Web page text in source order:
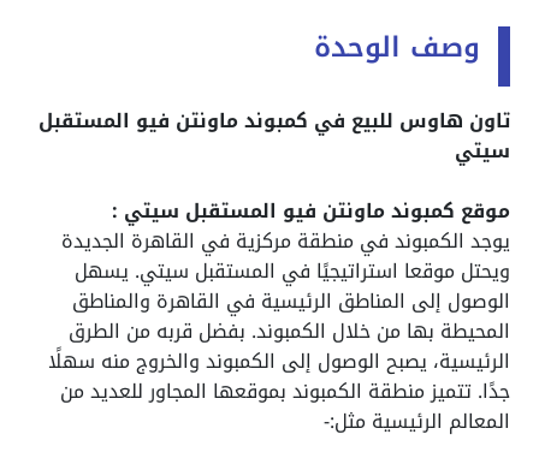
وصف الوحدة
تاون هاوس للبيع في كمبوند ماونتن فيو المستقبل
سيتي
موقع كمبوند ماونتن فيو المستقبل سيتي :
يوجد الكمبوند في منطقة مركزية في القاهرة الجديدة
ويحتل موقعا استراتيجيًا في المستقبل سيتي. يسهل
الوصول إلى المناطق الرئيسية في القاهرة والمناطق
المحيطة بها من خلال الكمبوند. بفضل قربه من الطرق
الرئيسية، يصبح الوصول إلى الكمبوند والخروج منه سهلًا
جدًا. تتميز منطقة الكمبوند بموقعها المجاور للعديد من
المعالم الرئيسية مثل:-